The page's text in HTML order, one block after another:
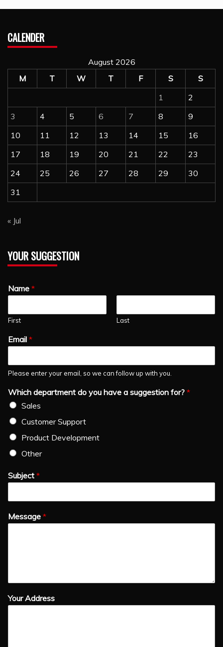
CALENDER
August 2026
M
T W T F S
S
1
2
3
4 5 6 7 8
9
10
11 12 13 14 15
16
17
18 19 20 21 22
23
24
25 26 27 28 29
30
31
« Jul
YOUR SUGGESTION
Name *
First Last
Email *
Please enter your email, so we can follow up with you.
Which department do you have a suggestion for? *
Sales
Customer Support
Product Development
Other
Subject *
Message *
Your Address